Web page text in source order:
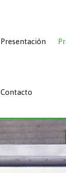
Presentación
Contacto